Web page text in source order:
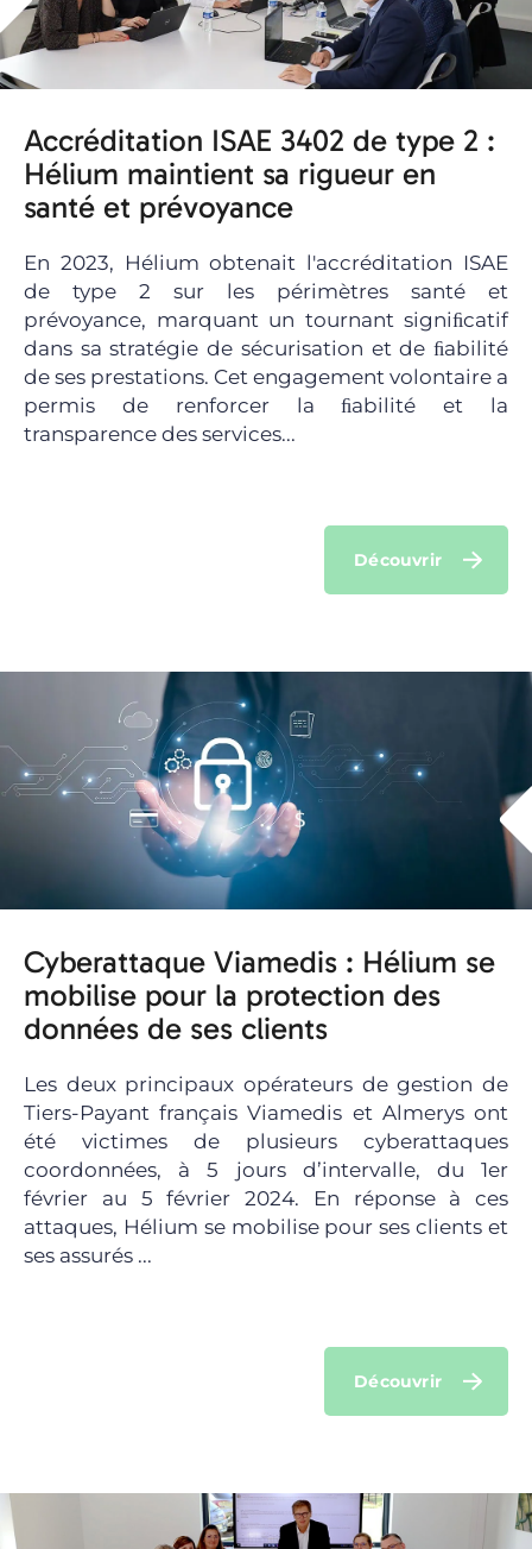
Accréditation ISAE 3402 de type 2 :
Hélium maintient sa rigueur en
santé et prévoyance
En 2023, Hélium obtenait l'accréditation ISAE
de type 2 sur les périmètres santé et
prévoyance, marquant un tournant signiﬁcatif
dans sa stratégie de sécurisation et de ﬁabilité
de ses prestations. Cet engagement volontaire a
permis de renforcer la ﬁabilité et la
transparence des services...
Découvrir
Cyberattaque Viamedis : Hélium se
mobilise pour la protection des
données de ses clients
Les deux principaux opérateurs de gestion de
Tiers-Payant français Viamedis et Almerys ont
été victimes de plusieurs cyberattaques
coordonnées, à 5 jours d’intervalle, du 1er
février au 5 février 2024. En réponse à ces
attaques, Hélium se mobilise pour ses clients et
ses assurés ...
Découvrir